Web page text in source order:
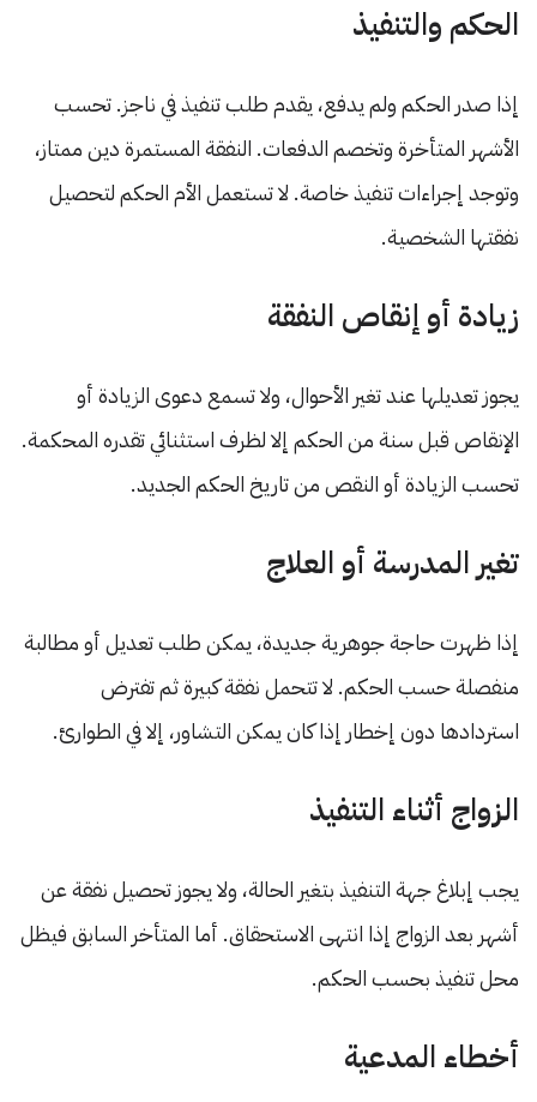
الحكم والتنفيذ
إذا صدر الحكم ولم يدفع، يقدم طلب تنفيذ في ناجز. تحسب
الأشهر المتأخرة وتخصم الدفعات. النفقة المستمرة دين ممتاز،
وتوجد إجراءات تنفيذ خاصة. لا تستعمل الأم الحكم لتحصيل
نفقتها الشخصية.
زيادة أو إنقاص النفقة
يجوز تعديلها عند تغير الأحوال، ولا تسمع دعوى الزيادة أو
الإنقاص قبل سنة من الحكم إلا لظرف استثنائي تقدره المحكمة.
تحسب الزيادة أو النقص من تاريخ الحكم الجديد.
تغير المدرسة أو العلاج
إذا ظهرت حاجة جوهرية جديدة، يمكن طلب تعديل أو مطالبة
منفصلة حسب الحكم. لا تتحمل نفقة كبيرة ثم تفترض
استردادها دون إخطار إذا كان يمكن التشاور، إلا في الطوارئ.
الزواج أثناء التنفيذ
يجب إبلاغ جهة التنفيذ بتغير الحالة، ولا يجوز تحصيل نفقة عن
أشهر بعد الزواج إذا انتهى الاستحقاق. أما المتأخر السابق فيظل
محل تنفيذ بحسب الحكم.
أخطاء المدعية